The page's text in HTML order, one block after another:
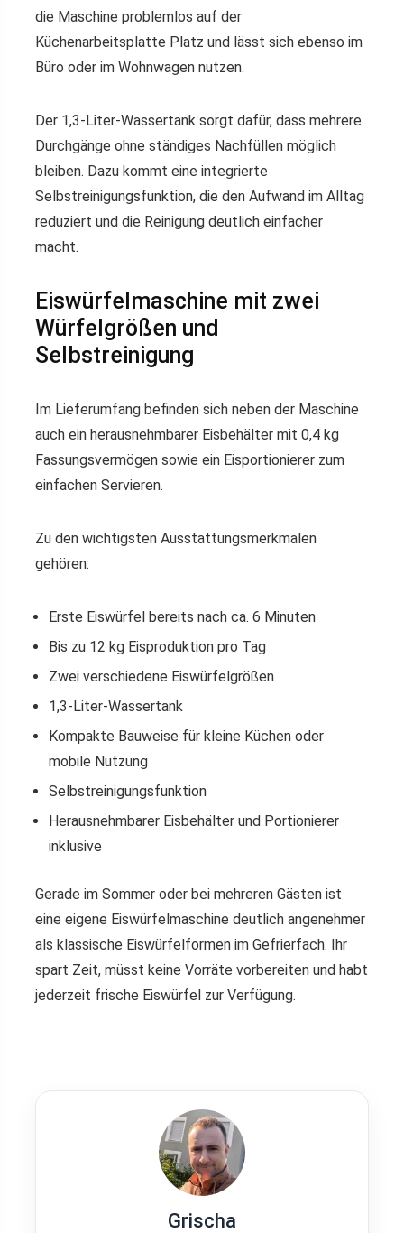
die Maschine problemlos auf der
Küchenarbeitsplatte Platz und lässt sich ebenso im
Büro oder im Wohnwagen nutzen.
Der 1,3-Liter-Wassertank sorgt dafür, dass mehrere
Durchgänge ohne ständiges Nachfüllen möglich
bleiben. Dazu kommt eine integrierte
Selbstreinigungsfunktion, die den Aufwand im Alltag
reduziert und die Reinigung deutlich einfacher
macht.
Eiswürfelmaschine mit zwei
Würfelgrößen und
Selbstreinigung
Im Lieferumfang befinden sich neben der Maschine
auch ein herausnehmbarer Eisbehälter mit 0,4 kg
Fassungsvermögen sowie ein Eisportionierer zum
einfachen Servieren.
Zu den wichtigsten Ausstattungsmerkmalen
gehören:
Erste Eiswürfel bereits nach ca. 6 Minuten
Bis zu 12 kg Eisproduktion pro Tag
Zwei verschiedene Eiswürfelgrößen
1,3-Liter-Wassertank
Kompakte Bauweise für kleine Küchen oder
mobile Nutzung
Selbstreinigungsfunktion
Herausnehmbarer Eisbehälter und Portionierer
inklusive
Gerade im Sommer oder bei mehreren Gästen ist
eine eigene Eiswürfelmaschine deutlich angenehmer
als klassische Eiswürfelformen im Gefrierfach. Ihr
spart Zeit, müsst keine Vorräte vorbereiten und habt
jederzeit frische Eiswürfel zur Verfügung.
Grischa